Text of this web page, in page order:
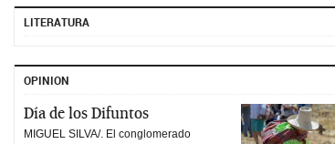
LITERATURA
OPINION
Día de los Difuntos
MIGUEL SILVA/. El conglomerado